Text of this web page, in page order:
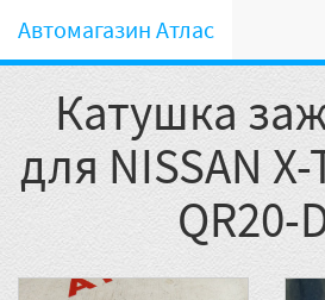
Автомагазин Атлас
Катушка
для NISSAN
QR20-